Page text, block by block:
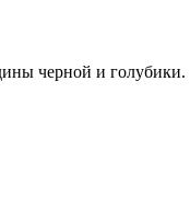
черной и голубики.